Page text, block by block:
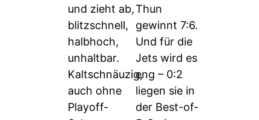
und zieht ab,
blitzschnell,
halbhoch,
unhaltbar.
Kaltschnäuzig,
auch ohne
Playoff-
Thun
gewinnt 7:6.
Und für die
Jets wird es
eng – 0:2
liegen sie in
der Best-of-